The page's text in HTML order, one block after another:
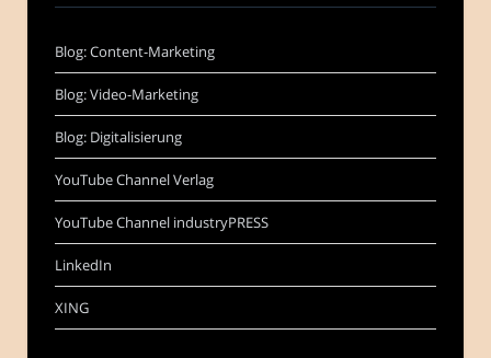
Blog: Content-Marketing
Blog: Video-Marketing
Blog: Digitalisierung
YouTube Channel Verlag
YouTube Channel industryPRESS
LinkedIn
XING